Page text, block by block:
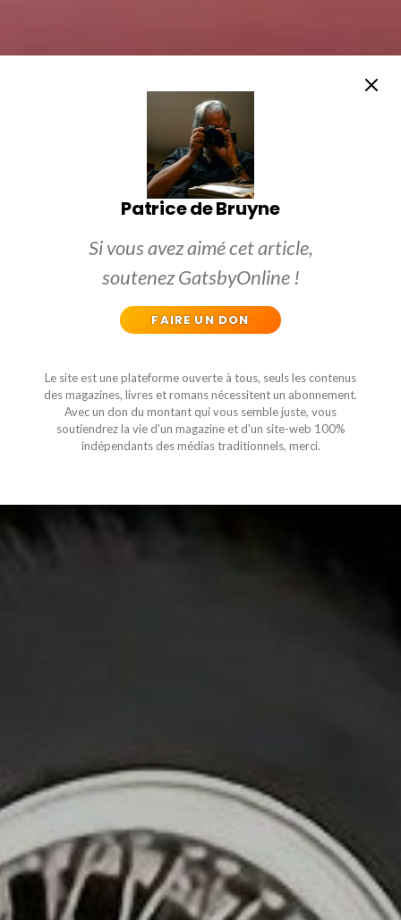
Patrice de Bruyne
Si vous avez aimé cet article,
soutenez GatsbyOnline !
FAIRE UN DON
Le site est une plateforme ouverte à tous, seuls les contenus
des magazines, livres et romans nécessitent un abonnement.
Avec un don du montant qui vous semble juste, vous
soutiendrez la vie d'un magazine et d'un site-web 100%
indépendants des médias traditionnels, merci.